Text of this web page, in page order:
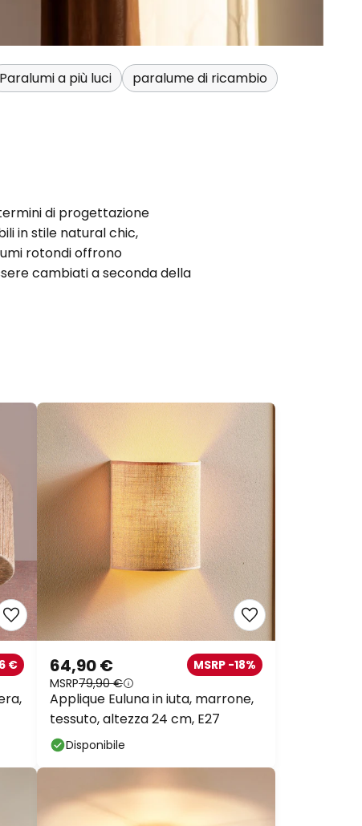
Paralumi a più luci paralume di ricambio
di progettazione
in stile natural chic,
rotondi offrono
cambiati a seconda della
€ 64,90 €
MSRP79,90 €
MSRP -18%
Applique Euluna in iuta, marrone,
tessuto, altezza 24 cm, E27
Disponibile